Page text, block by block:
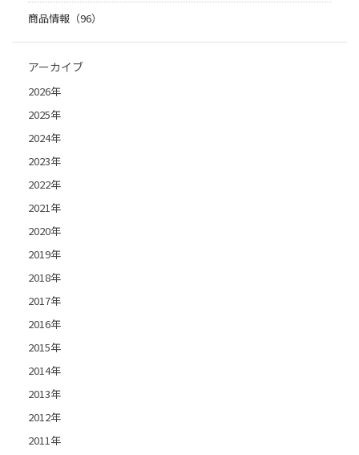
商品情報（96）
アーカイブ
2026年
2025年
2024年
2023年
2022年
2021年
2020年
2019年
2018年
2017年
2016年
2015年
2014年
2013年
2012年
2011年